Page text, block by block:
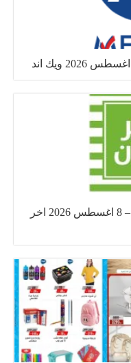
عروض خير زمان اليوم 6 اغسطس – 8 اغسطس 2026 اخر